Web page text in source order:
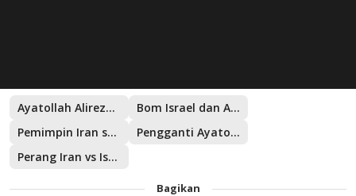
Ayatollah Alireza Arafi
Bom Israel dan Amerika
Pemimpin Iran sementara
Pengganti Ayatollah Ali Khamenei
Perang Iran vs Israel
Bagikan